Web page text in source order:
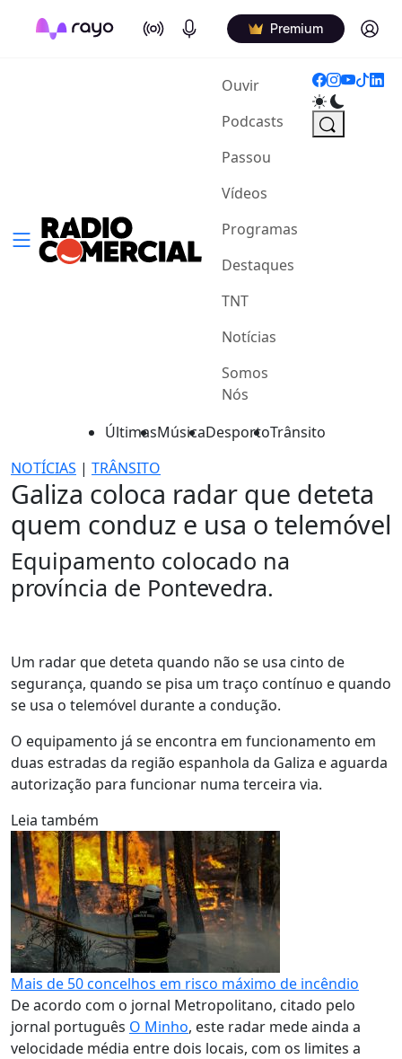
On Air Podcasts Premium Log in
Ouvir(current)
Podcasts
Passou
Vídeos
Programas
Destaques
TNT
Notícias
Somos
Nós
ÚltimasMúsicaDesportoTrânsito
NOTÍCIAS | TRÂNSITO
Galiza coloca radar que deteta
quem conduz e usa o telemóvel
Equipamento colocado na
província de Pontevedra.
Um radar que deteta quando não se usa cinto de
segurança, quando se pisa um traço contínuo e quando
se usa o telemóvel durante a condução.
O equipamento já se encontra em funcionamento em
duas estradas da região espanhola da Galiza e aguarda
autorização para funcionar numa terceira via.
Leia também
Mais de 50 concelhos em risco máximo de incêndio
De acordo com o jornal Metropolitano, citado pelo
jornal português O Minho, este radar mede ainda a
velocidade média entre dois locais, com os limites a